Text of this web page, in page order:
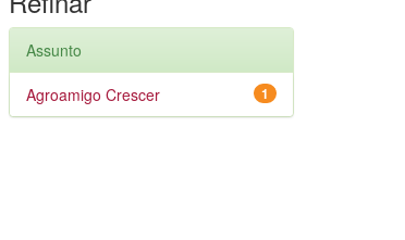
Assunto
1
Agroamigo Crescer